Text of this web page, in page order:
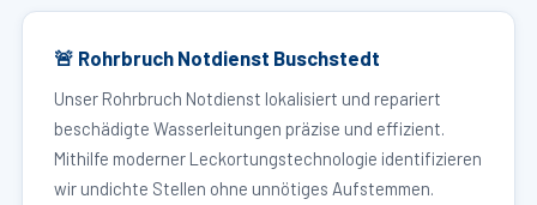
🚨 Rohrbruch Notdienst Buschstedt
Unser Rohrbruch Notdienst lokalisiert und repariert
beschädigte Wasserleitungen präzise und effizient.
Mithilfe moderner Leckortungstechnologie identifizieren
wir undichte Stellen ohne unnötiges Aufstemmen.